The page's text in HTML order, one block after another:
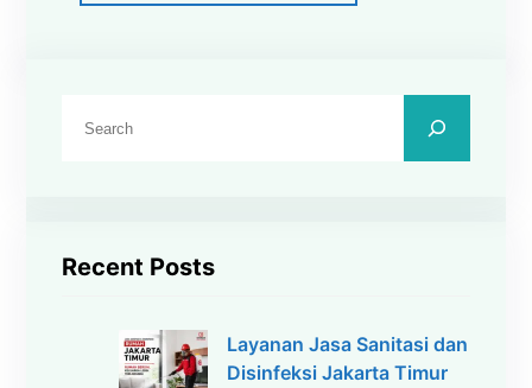
Recent Posts
Layanan Jasa Sanitasi dan
Disinfeksi Jakarta Timur